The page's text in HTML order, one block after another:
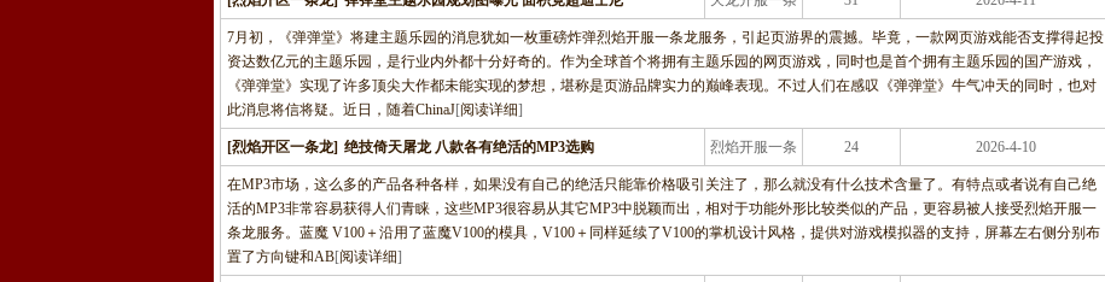
龙服务
7月初，《弹弹堂》将建主题乐园的消息犹如一枚重磅炸弹烈焰开服一条龙服务，引起页游界的震撼。毕竟，一款网页游戏能否支撑得起投
资达数亿元的主题乐园，是行业内外都十分好奇的。作为全球首个将拥有主题乐园的网页游戏，同时也是首个拥有主题乐园的国产游戏，
《弹弹堂》实现了许多顶尖大作都未能实现的梦想，堪称是页游品牌实力的巅峰表现。不过人们在感叹《弹弹堂》牛气冲天的同时，也对
此消息将信将疑。近日，随着ChinaJ[阅读详细]
[烈焰开区一条龙] 绝技倚天屠龙 八款各有绝活的MP3选购 烈焰开服一条
龙服务
24 2026-4-10
在MP3市场，这么多的产品各种各样，如果没有自己的绝活只能靠价格吸引关注了，那么就没有什么技术含量了。有特点或者说有自己绝
活的MP3非常容易获得人们青睐，这些MP3很容易从其它MP3中脱颖而出，相对于功能外形比较类似的产品，更容易被人接受烈焰开服一
条龙服务。蓝魔 V100＋沿用了蓝魔V100的模具，V100＋同样延续了V100的掌机设计风格，提供对游戏模拟器的支持，屏幕左右侧分别布
置了方向键和AB[阅读详细]